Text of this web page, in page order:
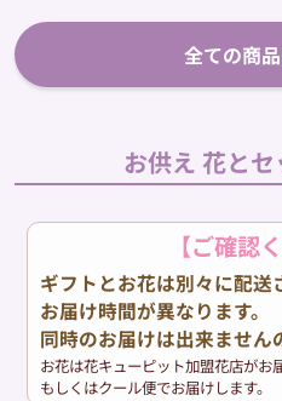
全ての商
お供え 花と
【ご確認
ギフトとお花は別々に配送
お届け時間が異なります。
同時のお届けは出来ません
お花は花キューピット加盟花店がお
もしくはクール便でお届けします。